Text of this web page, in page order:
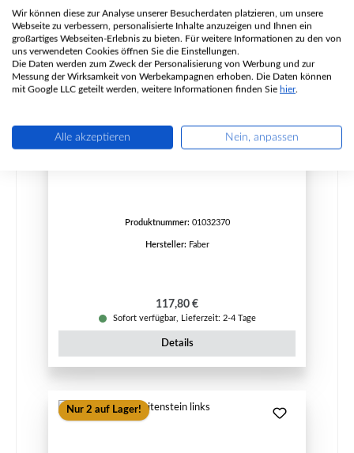
Faber Alborg Seitenstein rechts
Produktnummer: 01032370
Hersteller: Faber
Regulärer Preis:
117,80 €
Sofort verfügbar, Lieferzeit: 2-4 Tage
Details
Nur 2 auf Lager!
Wir können diese zur Analyse unserer Besucherdaten platzieren, um unsere
Webseite zu verbessern, personalisierte Inhalte anzuzeigen und Ihnen ein
großartiges Webseiten-Erlebnis zu bieten. Für weitere Informationen zu den von
uns verwendeten Cookies öffnen Sie die Einstellungen.
Die Daten werden zum Zweck der Personalisierung von Werbung und zur
Messung der Wirksamkeit von Werbekampagnen erhoben. Die Daten können
mit Google LLC geteilt werden, weitere Informationen finden Sie hier.
Alle akzeptieren Nein, anpassen